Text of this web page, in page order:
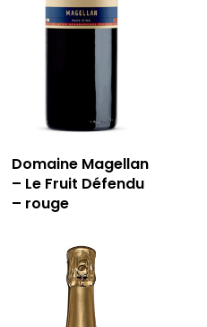
Domaine Magellan
– Le Fruit Défendu
– rouge